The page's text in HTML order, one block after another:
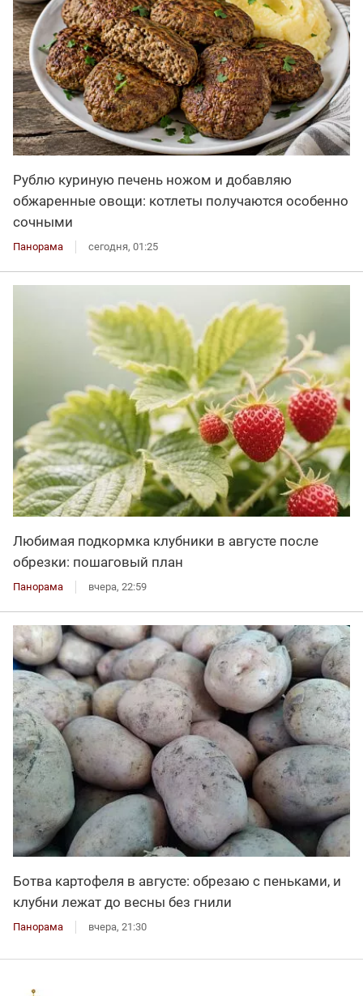
Рублю куриную печень ножом и добавляю
обжаренные овощи: котлеты получаются особенно
сочными
Панорама сегодня, 01:25
Любимая подкормка клубники в августе после
обрезки: пошаговый план
Панорама вчера, 22:59
Ботва картофеля в августе: обрезаю с пеньками, и
клубни лежат до весны без гнили
Панорама вчера, 21:30